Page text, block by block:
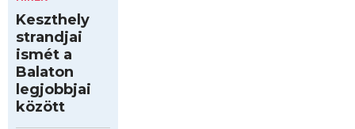
Keszthely
strandjai
ismét a
Balaton
legjobbjai
között